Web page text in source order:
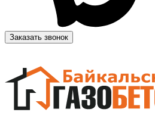
Заказать звонок